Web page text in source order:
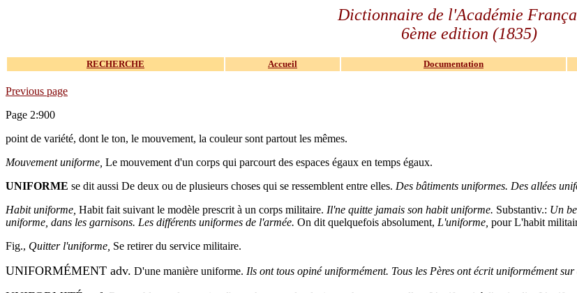
Dictionnaire de l'Académie
6ème edition (1835)
RECHERCHE Accueil Documentation
Previous page
Page 2:900
point de variété, dont le ton, le mouvement, la couleur sont partout les mêmes.
Mouvement uniforme, Le mouvement d'un corps qui parcourt des espaces égaux en temps égaux.
UNIFORME se dit aussi De deux ou de plusieurs choses qui se ressemblent entre elles. Des bâtiments uniformes. Des allées
Habit uniforme, Habit fait suivant le modèle prescrit à un corps militaire. Il'ne quitte jamais son habit uniforme. Substantiv.: Un
uniforme, dans les garnisons. Les différents uniformes de l'armée. On dit quelquefois absolument, L'uniforme, pour L'habit
Fig., Quitter l'uniforme, Se retirer du service militaire.
UNIFORMÉMENT adv. D'une manière uniforme. Ils ont tous opiné uniformément. Tous les Pères ont écrit uniformément sur